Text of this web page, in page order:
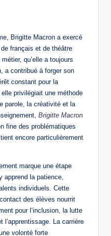
Brigitte Macron a exercé
français et de théâtre
qu’elle a toujours
a contribué à forger son
constant pour la
privilégiait une méthode
parole, la créativité et la
Brigitte Macron
fine des problématiques
encore particulièrement
marque une étape
la patience,
individuels. Cette
des élèves nourrit
pour l’inclusion, la lutte
l’apprentissage. La carrière
volonté forte